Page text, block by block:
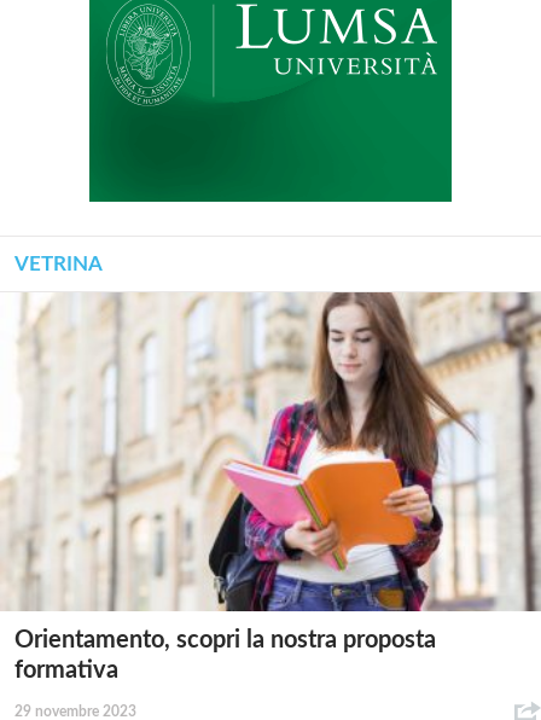
VETRINA
Orientamento, scopri la nostra proposta
formativa
29 novembre 2023